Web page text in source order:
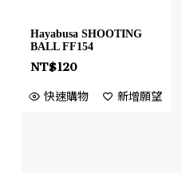
Hayabusa SHOOTING
BALL FF154
NT$120
快速購物 新增願望